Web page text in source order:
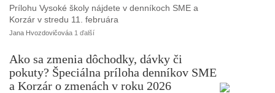
Prílohu Vysoké školy nájdete v denníkoch SME a
Korzár v stredu 11. februára
Jana Hvozdovičováa 1 ďalší
Ako sa zmenia dôchodky, dávky či
pokuty? Špeciálna príloha denníkov SME
a Korzár o zmenách v roku 2026